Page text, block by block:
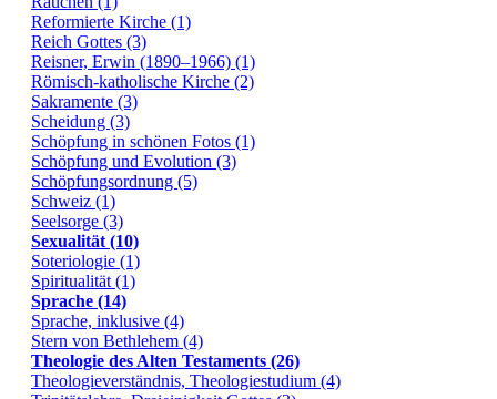
Reformierte Kirche (1)
Reich Gottes (3)
Reisner, Erwin (1890–1966) (1)
Römisch-katholische Kirche (2)
Sakramente (3)
Scheidung (3)
Schöpfung in schönen Fotos (1)
Schöpfung und Evolution (3)
Schöpfungsordnung (5)
Schweiz (1)
Seelsorge (3)
Sexualität (10)
Soteriologie (1)
Spiritualität (1)
Sprache (14)
Sprache, inklusive (4)
Stern von Bethlehem (4)
Theologie des Alten Testaments (26)
Theologieverständnis, Theologiestudium (4)